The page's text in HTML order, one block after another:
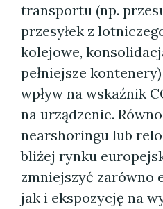
transportu (np.
przesyłek z
kolejowe,
pełniejsze
wpływ na wskaźnik
na urządzenie.
nearshoringu lub
bliżej rynku
zmniejszyć zarówno
jak i ekspozycję na